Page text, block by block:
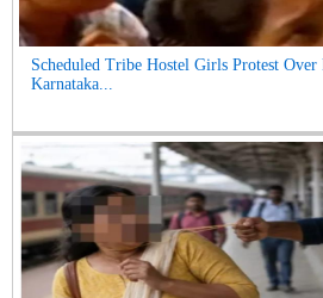
Scheduled Tribe Hostel Girls Protest
Karnataka...